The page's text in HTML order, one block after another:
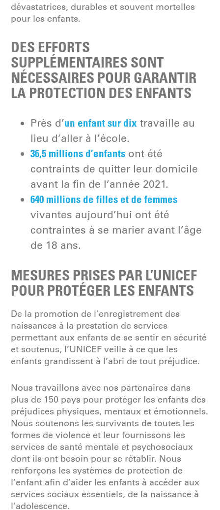
dévastatrices, durables et souvent mortelles
pour les enfants.
DES EFFORTS
SUPPLÉMENTAIRES SONT
NÉCESSAIRES POUR GARANTIR
LA PROTECTION DES ENFANTS
Près d’un enfant sur dix travaille au
lieu d’aller à l’école.
36,5 millions d’enfants ont été
contraints de quitter leur domicile
avant la fin de l’année 2021.
640 millions de filles et de femmes
vivantes aujourd’hui ont été
contraintes à se marier avant l’âge
de 18 ans.
MESURES PRISES PAR L’UNICEF
POUR PROTÉGER LES ENFANTS
De la promotion de l’enregistrement des
naissances à la prestation de services
permettant aux enfants de se sentir en sécurité
et soutenus, l’UNICEF veille à ce que les
enfants grandissent à l’abri de tout préjudice.
Nous travaillons avec nos partenaires dans
plus de 150 pays pour protéger les enfants des
préjudices physiques, mentaux et émotionnels.
Nous soutenons les survivants de toutes les
formes de violence et leur fournissons les
services de santé mentale et psychosociaux
dont ils ont besoin pour se rétablir. Nous
renforçons les systèmes de protection de
l’enfant afin d’aider les enfants à accéder aux
services sociaux essentiels, de la naissance à
l’adolescence.